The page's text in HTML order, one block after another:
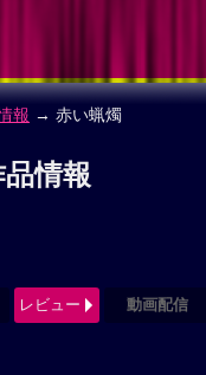
報 → 赤い蝋燭
情報
レビュー 動画配信